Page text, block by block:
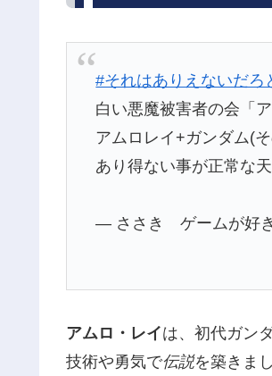
#それはありえないだろ
白い悪魔被害者の会「ア
アムロレイ+ガンダム(
あり得ない事が正常な
— ささき ゲームが好き
アムロ・レイは、初代ガン
技術や勇気で伝説を築きま